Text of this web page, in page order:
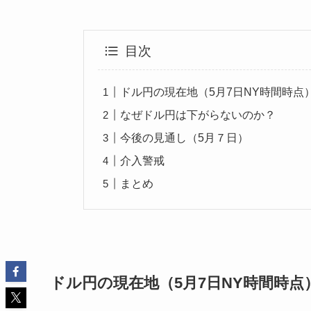
目次
ドル円の現在地（5月7日NY時間時点
なぜドル円は下がらないのか？
今後の見通し（5月７日）
介入警戒
まとめ
ドル円の現在地（5月7日NY時間時点